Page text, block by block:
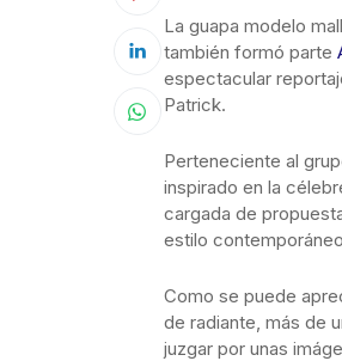
La guapa modelo
también formó parte
espectacular
Patrick.
Perteneciente al
inspirado en la
cargada de
estilo
Como se puede
de radiante, más de
juzgar por unas